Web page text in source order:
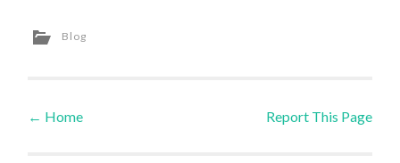
Blog
Post navigation
← Home Report This Page